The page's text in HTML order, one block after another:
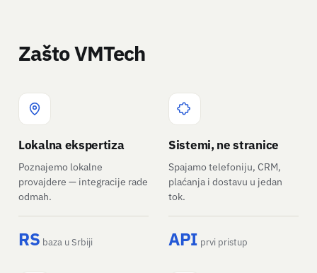
Zašto VMTech
Lokalna ekspertiza
Poznajemo lokalne
provajdere — integracije rade
odmah.
RS baza u Srbiji
Sistemi, ne stranice
Spajamo telefoniju, CRM,
plaćanja i dostavu u jedan
tok.
API prvi pristup